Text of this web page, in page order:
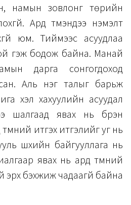
намын зовлонг төрийн
Ард түмэндээ нэмэлт
юм. Тиймээс асуудлаа
гэж бодож байна. Манай
дарга сонгогдоход
Аль нэг талыг барьж
хэл хахуулийн асуудал
шалгаад явах нь бүрэн
итгэх итгэлийг уг нь
шүүхийн байгууллага нь
явах нь ард түмний
эрх бэхжиж чадаагүй байна